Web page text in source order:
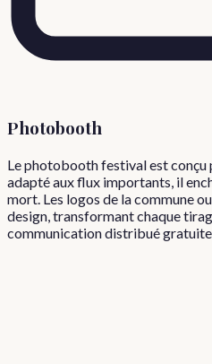
Photobooth
Le photobooth festival est
adapté aux flux importants, il
mort. Les logos de la commune
design, transformant chaque
communication distribué